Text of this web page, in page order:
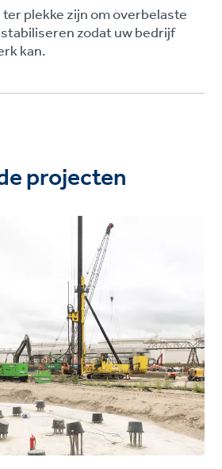
plekke zijn om overbelaste
zodat uw bedrijf
kan.
projecten